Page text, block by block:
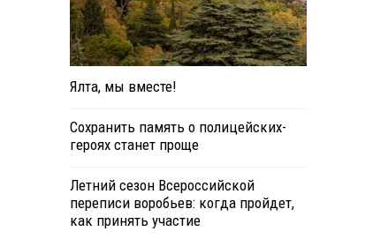
Ялта, мы вместе!
Сохранить память о полицейских-
героях станет проще
Летний сезон Всероссийской
переписи воробьев: когда пройдет,
как принять участие